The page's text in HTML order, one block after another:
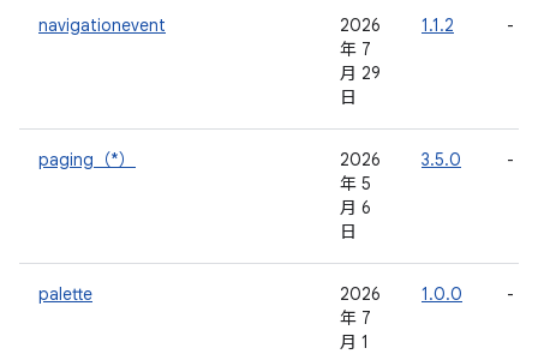
navigationevent
2026
年 7
月 29
日
1.1.2 -
paging（*）
2026
年 5
月 6
日
3.5.0 -
palette
2026
年 7
月 1
1.0.0 -